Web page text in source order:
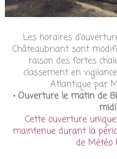
Les horaires
Châteaubriant sont
raison des fortes
classement en
Atlantique par
• Ouverture le matin de
Cette ouverture
maintenue durant la
de Météo